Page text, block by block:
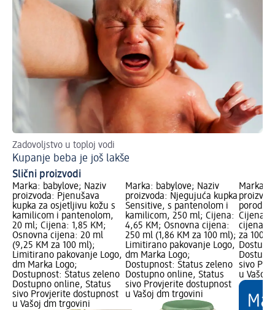
Zadovoljstvo u toploj vodi
Kupanje beba je još lakše
Slični proizvodi
Marka: babylove; Naziv
proizvoda: Pjenušava
kupka za osjetljivu kožu s
kamilicom i pantenolom,
20 ml; Cijena: 1,85 KM;
Osnovna cijena: 20 ml
(9,25 KM za 100 ml);
Limitirano pakovanje Logo,
dm Marka Logo;
Dostupnost: Status zeleno
Dostupno online, Status
sivo Provjerite dostupnost
u Vašoj dm trgovini
Marka: babylove; Naziv
proizvoda: Njegujuća kupka
Sensitive, s pantenolom i
kamilicom, 250 ml; Cijena:
4,65 KM; Osnovna cijena:
250 ml (1,86 KM za 100 ml);
Limitirano pakovanje Logo,
dm Marka Logo;
Dostupnost: Status zeleno
Dostupno online, Status
sivo Provjerite dostupnost
u Vašoj dm trgovini
Marka:
Cijena:
cijena:
za 100
sivo
u Vašoj